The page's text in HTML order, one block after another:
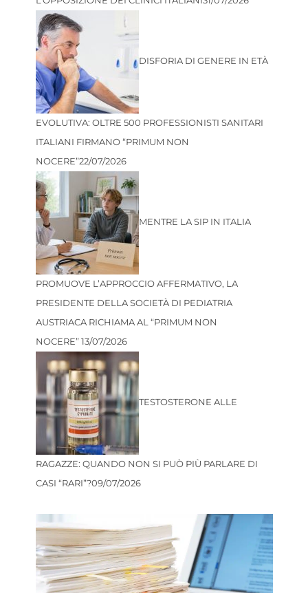
DISFORIA DI GENERE IN ETÀ
EVOLUTIVA: OLTRE 500 PROFESSIONISTI SANITARI
ITALIANI FIRMANO “PRIMUM NON
NOCERE”22/07/2026
MENTRE LA SIP IN ITALIA
PROMUOVE L’APPROCCIO AFFERMATIVO, LA
PRESIDENTE DELLA SOCIETÀ DI PEDIATRIA
AUSTRIACA RICHIAMA AL “PRIMUM NON
NOCERE”13/07/2026
TESTOSTERONE ALLE
RAGAZZE: QUANDO NON SI PUÒ PIÙ PARLARE DI
CASI “RARI”?09/07/2026